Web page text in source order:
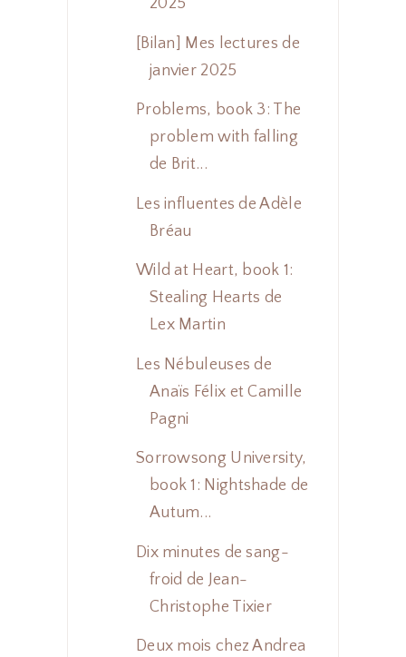
2025
[Bilan] Mes lectures de
janvier 2025
Problems, book 3: The
problem with falling
de Brit...
Les influentes de Adèle
Bréau
Wild at Heart, book 1:
Stealing Hearts de
Lex Martin
Les Nébuleuses de
Anaïs Félix et Camille
Pagni
Sorrowsong University,
book 1: Nightshade de
Autum...
Dix minutes de sang-
froid de Jean-
Christophe Tixier
Deux mois chez Andrea